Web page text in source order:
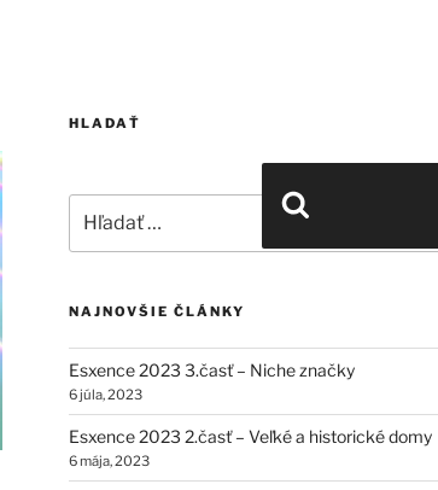
HLADAŤ
NAJNOVŠIE ČLÁNKY
Esxence 2023 3.časť – Niche značky
6 júla, 2023
Esxence 2023 2.časť – Veľké a historické domy
6 mája, 2023